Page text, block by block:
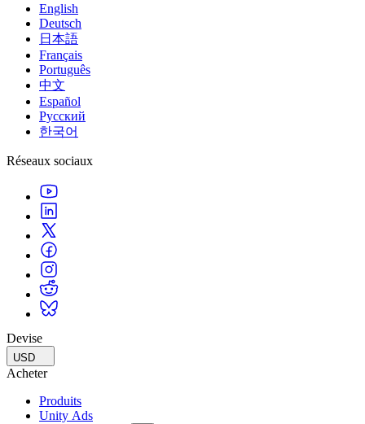
English
Deutsch
日本語
Français
Português
中文
Español
Русский
한국어
Réseaux sociaux
Devise
USD
Acheter
Produits
Unity Ads